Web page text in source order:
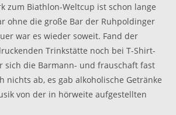
zum Biathlon-Weltcup ist schon lange
ohne die große Bar der Ruhpoldinger
war es wieder soweit. Fand der
Trinkstätte noch bei T-Shirt-
sich die Barmann- und frauschaft fast
nichts ab, es gab alkoholische Getränke
von der in hörweite aufgestellten